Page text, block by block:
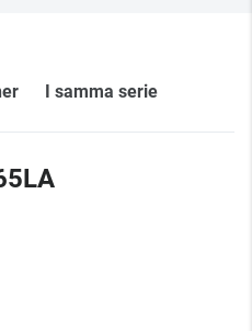
I samma serie